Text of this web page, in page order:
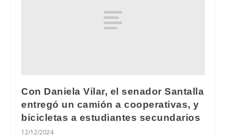
Con Daniela Vilar, el senador Santalla
entregó un camión a cooperativas, y
bicicletas a estudiantes secundarios
12/12/2024